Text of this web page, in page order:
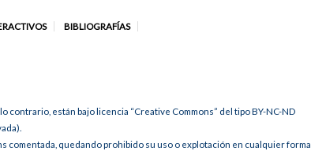
BIBLIOGRAFÍAS
contrario, están bajo licencia “Creative Commons” del tipo BY-NC-ND
comentada, quedando prohibido su uso o explotación en cualquier forma.